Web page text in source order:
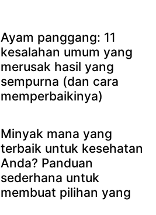
Ayam panggang: 11
kesalahan umum yang
merusak hasil yang
sempurna (dan cara
memperbaikinya)
Minyak mana yang
terbaik untuk kesehatan
Anda? Panduan
sederhana untuk
membuat pilihan yang